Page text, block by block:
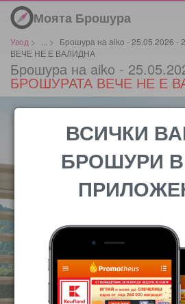
Моята Брошура
Увод > >
Брошура на aiko - 25.05.2026
ВЕЧЕ НЕ Е ВАЛИДНА
Брошура на aiko -
БРОШУРАТА ВЕЧЕ НЕ Е
ВСИЧКИ
БРОШУРИ